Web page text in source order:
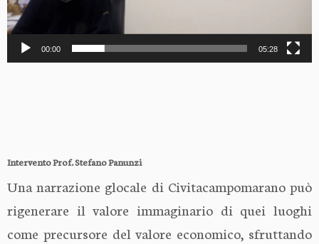
00:00 05:28
Intervento Prof. Stefano Panunzi
Una narrazione glocale di Civitacampomarano può
rigenerare il valore immaginario di quei luoghi
come precursore del valore economico, sfruttando